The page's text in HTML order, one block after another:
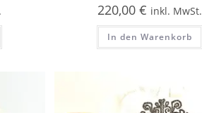
220,00€ inkl. MwSt.
In den Warenkorb